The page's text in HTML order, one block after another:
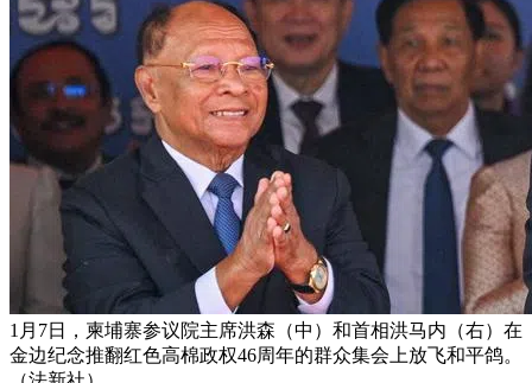
1月7日，柬埔寨参议院主席洪森（中）和首相洪马内（右）在
金边纪念推翻红色高棉政权46周年的群众集会上放飞和平鸽。